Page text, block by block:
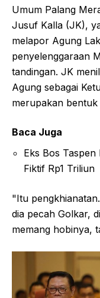
Umum Palang
Jusuf Kalla (JK),
melapor Agung
penyelenggaraan
tandingan. JK
Agung sebagai
merupakan
Baca Juga
Eks Bos
Fiktif Rp1 Triliun
"Itu
dia pecah Golkar,
memang hobinya,